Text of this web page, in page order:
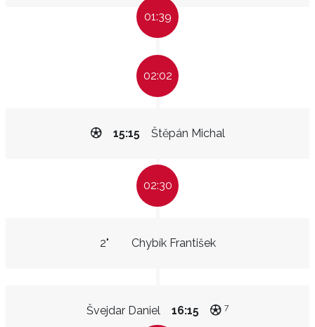
01:39
02:02
Štěpán Michal
15:15
02:30
Chybík František
2"
Švejdar Daniel 16:15 7